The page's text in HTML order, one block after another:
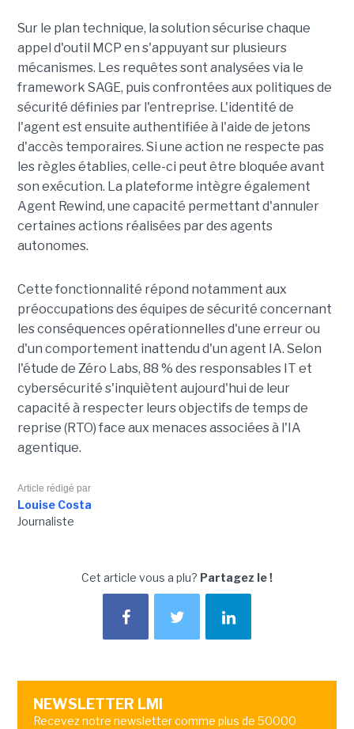
Sur le plan technique, la solution sécurise chaque
appel d'outil MCP en s'appuyant sur plusieurs
mécanismes. Les requêtes sont analysées via le
framework SAGE, puis confrontées aux politiques de
sécurité définies par l'entreprise. L'identité de
l'agent est ensuite authentifiée à l'aide de jetons
d'accès temporaires. Si une action ne respecte pas
les règles établies, celle-ci peut être bloquée avant
son exécution. La plateforme intègre également
Agent Rewind, une capacité permettant d'annuler
certaines actions réalisées par des agents
autonomes.
Cette fonctionnalité répond notamment aux
préoccupations des équipes de sécurité concernant
les conséquences opérationnelles d'une erreur ou
d'un comportement inattendu d'un agent IA. Selon
l'étude de Zéro Labs, 88 % des responsables IT et
cybersécurité s'inquiètent aujourd'hui de leur
capacité à respecter leurs objectifs de temps de
reprise (RTO) face aux menaces associées à l'IA
agentique.
Article rédigé par
Louise Costa
Journaliste
Cet article vous a plu? Partagez le !
NEWSLETTER LMI
Recevez notre newsletter comme plus de 50000